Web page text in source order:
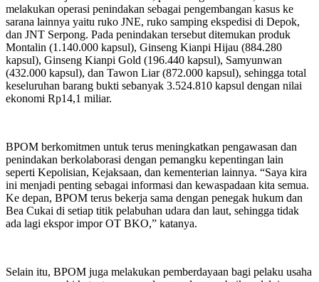
melakukan operasi penindakan sebagai pengembangan kasus ke
sarana lainnya yaitu ruko JNE, ruko samping ekspedisi di Depok,
dan JNT Serpong. Pada penindakan tersebut ditemukan produk
Montalin (1.140.000 kapsul), Ginseng Kianpi Hijau (884.280
kapsul), Ginseng Kianpi Gold (196.440 kapsul), Samyunwan
(432.000 kapsul), dan Tawon Liar (872.000 kapsul), sehingga total
keseluruhan barang bukti sebanyak 3.524.810 kapsul dengan nilai
ekonomi Rp14,1 miliar.
BPOM berkomitmen untuk terus meningkatkan pengawasan dan
penindakan berkolaborasi dengan pemangku kepentingan lain
seperti Kepolisian, Kejaksaan, dan kementerian lainnya. “Saya kira
ini menjadi penting sebagai informasi dan kewaspadaan kita semua.
Ke depan, BPOM terus bekerja sama dengan penegak hukum dan
Bea Cukai di setiap titik pelabuhan udara dan laut, sehingga tidak
ada lagi ekspor impor OT BKO,” katanya.
Selain itu, BPOM juga melakukan pemberdayaan bagi pelaku usaha